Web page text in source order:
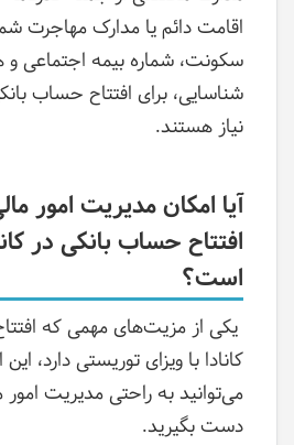
اقامت دائم یا مدارک مهاجرت
سکونت، شماره بیمه اجتماعی و
شناسایی، برای افتتاح حساب
نیاز هستند.
آیا امکان مدیریت امور
افتتاح حساب بانکی در
است؟
یکی از مزیت‌های مهمی که
کانادا با ویزای توریستی دارد،
می‌توانید به راحتی مدیریت امور
دست بگیرید.